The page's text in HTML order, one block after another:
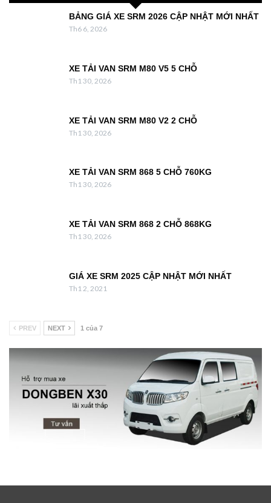
BẢNG GIÁ XE SRM 2026 CẬP NHẬT MỚI NHẤT
Th6 6, 2026
XE TẢI VAN SRM M80 V5 5 CHỖ
Th1 30, 2026
XE TẢI VAN SRM M80 V2 2 CHỖ
Th1 30, 2026
XE TẢI VAN SRM 868 5 CHỖ 760KG
Th1 30, 2026
XE TẢI VAN SRM 868 2 CHỖ 868KG
Th1 30, 2026
GIÁ XE SRM 2025 CẬP NHẬT MỚI NHẤT
Th1 2, 2021
PREV NEXT 1 của 7